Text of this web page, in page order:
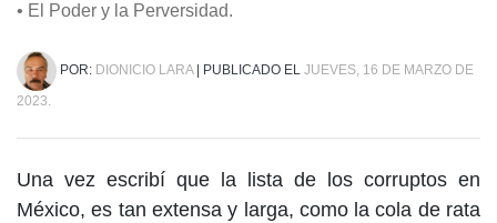
• El Poder y la Perversidad.
POR: DIONICIO LARA| PUBLICADO EL JUEVES, 16 DE MARZO DE
2023.
Una vez escribí que la lista de los corruptos en
México, es tan extensa y larga, como la cola de rata